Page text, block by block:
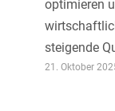
optimieren
steigende
21. Oktober